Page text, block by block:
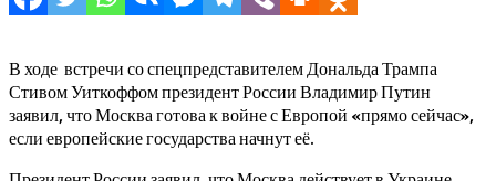
В ходе встречи со спецпредставителем Дональда Трампа
Стивом Уиткоффом президент России Владимир Путин
заявил, что Москва готова к войне с Европой «прямо сейчас»,
если европейские государства начнут её.